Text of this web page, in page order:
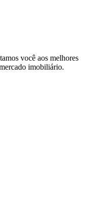
você aos melhores
imobiliário.